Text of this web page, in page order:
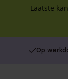
Laatste
Op